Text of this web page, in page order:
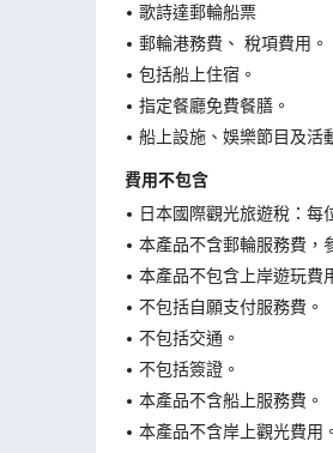
歌詩達郵輪船票
郵輪港務費、 稅項費用。
包括船上住宿。
指定餐廳免費餐膳。
船上設施、娛樂節目及活
費用不包含
日本國際觀光旅遊稅：每
本產品不含郵輪服務費，
本產品不包含上岸遊玩費
不包括自願支付服務費。
不包括交通。
不包括簽證。
本產品不含船上服務費。
本產品不含岸上觀光費用。